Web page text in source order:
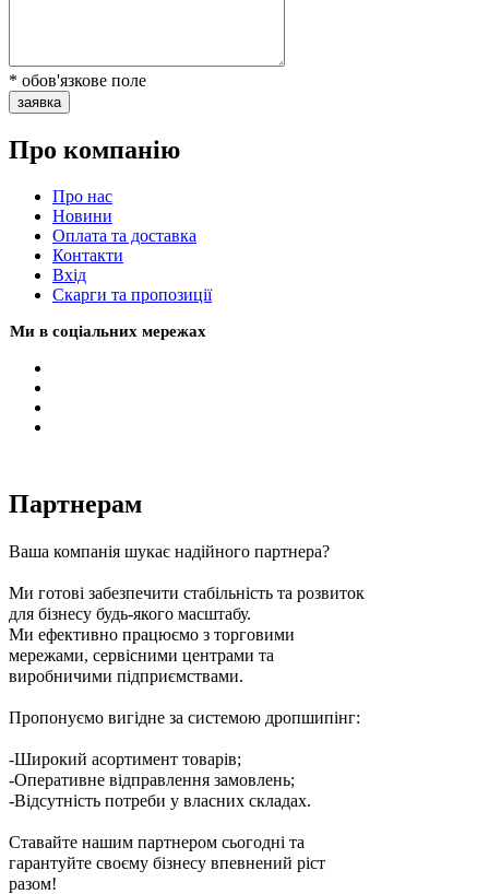
* обов'язкове поле
заявка
Про компанію
Про нас
Новини
Оплата та доставка
Контакти
Вхiд
Скарги та пропозиції
Ми в соціальних мережах
Партнерам
Ваша компанія шукає надійного партнера?
Ми готові забезпечити стабільність та розвиток
для бізнесу будь-якого масштабу.
Ми ефективно працюємо з торговими
мережами, сервісними центрами та
виробничими підприємствами.
Пропонуємо вигідне за системою дропшипінг:
-Широкий асортимент товарів;
-Оперативне відправлення замовлень;
-Відсутність потреби у власних складах.
Ставайте нашим партнером сьогодні та
гарантуйте своєму бізнесу впевнений ріст
разом!